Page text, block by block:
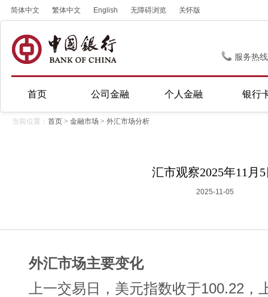
简体中文 繁体中文 English 无障碍浏览 关怀版
服务热
首页 公司金融 个人金融 银行
当前位置： 首页 > 金融市场 > 外汇市场分析
汇市观察2025年11月
2025-11-05
外汇市场主要变化
上一交易日，美元指数收于100.22，